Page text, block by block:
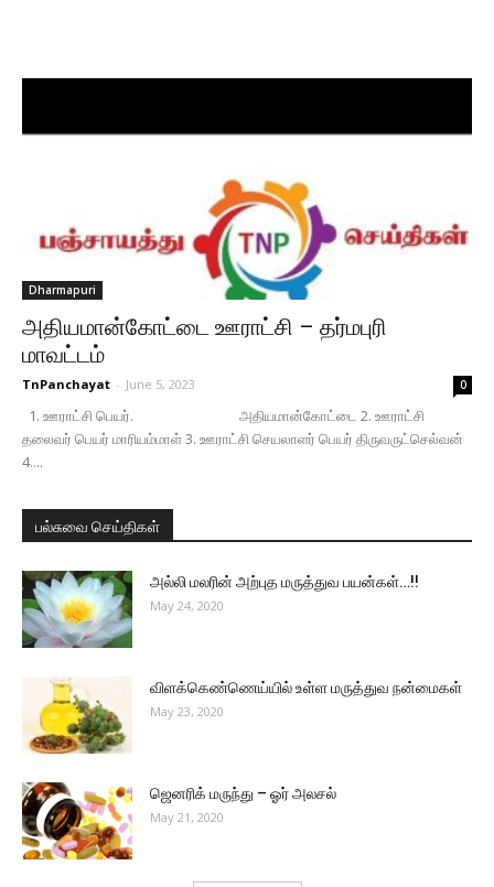
Dharmapuri
அதியமான்கோட்டை ஊராட்சி – தர்மபுரி
மாவட்டம்
TnPanchayat - June 5, 2023 0
1. ஊராட்சி பெயர். அதியமான்கோட்டை 2. ஊராட்சி
தலைவர் பெயர் மாரியம்மாள் 3. ஊராட்சி செயலாளர் பெயர் திருவருட்செல்வன்
4....
பல்சுவை செய்திகள்
அல்லி மலரின் அற்புத மருத்துவ பயன்கள்…!!
May 24, 2020
விளக்கெண்ணெய்யில் உள்ள மருத்துவ நன்மைகள்
May 23, 2020
ஜெனரிக் மருந்து – ஓர் அலசல்
May 21, 2020